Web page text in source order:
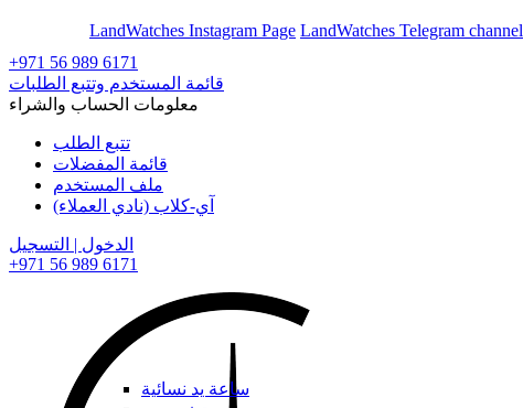
LandWatches Instagram Page LandWatches Telegram channel
+971 56 989 6171
قائمة المستخدم وتتبع الطلبات
معلومات الحساب والشراء
تتبع الطلب
قائمة المفضلات
ملف المستخدم
آي-كلاب (نادي العملاء)
الدخول | التسجيل
+971 56 989 6171
ساعة يد نسائية